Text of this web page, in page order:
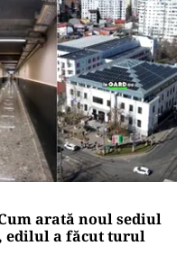
viitorul premier.
calea noului guvern